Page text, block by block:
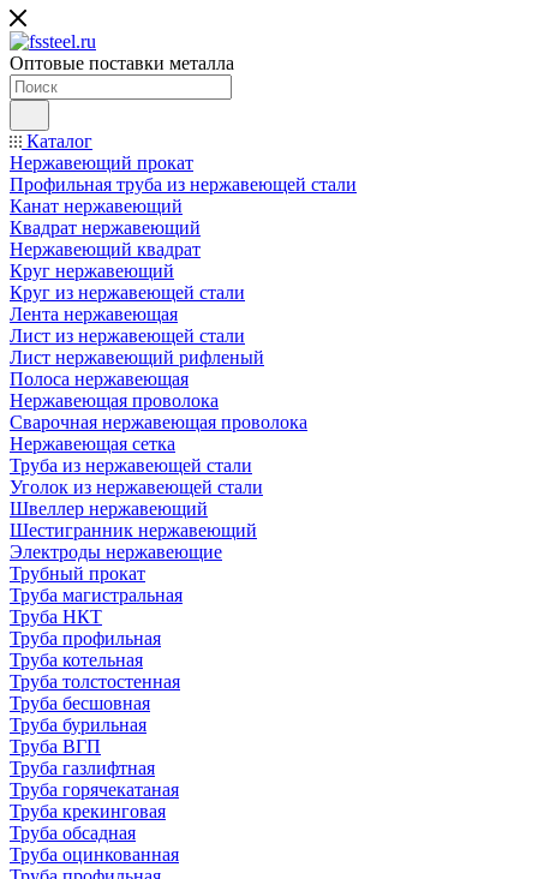
Оптовые поставки металла
Каталог
Нержавеющий прокат
Профильная труба из нержавеющей стали
Канат нержавеющий
Квадрат нержавеющий
Нержавеющий квадрат
Круг нержавеющий
Круг из нержавеющей стали
Лента нержавеющая
Лист из нержавеющей стали
Лист нержавеющий рифленый
Полоса нержавеющая
Нержавеющая проволока
Сварочная нержавеющая проволока
Нержавеющая сетка
Труба из нержавеющей стали
Уголок из нержавеющей стали
Швеллер нержавеющий
Шестигранник нержавеющий
Электроды нержавеющие
Трубный прокат
Труба магистральная
Труба НКТ
Труба профильная
Труба котельная
Труба толстостенная
Труба бесшовная
Труба бурильная
Труба ВГП
Труба газлифтная
Труба горячекатаная
Труба крекинговая
Труба обсадная
Труба оцинкованная